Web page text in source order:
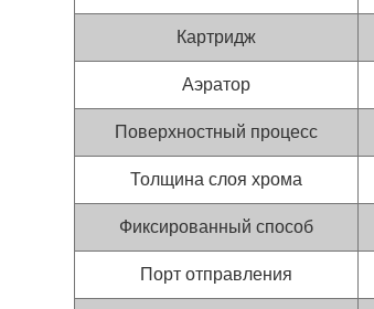
Картридж
Аэратор
Поверхностный процесс
Толщина слоя хрома
Фиксированный способ
Порт отправления